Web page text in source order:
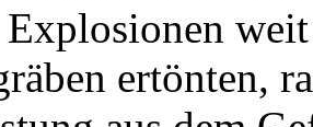
Explosionen
ertönten,